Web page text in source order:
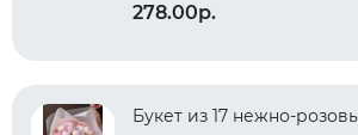
278.00р.
Букет из 17 нежно-